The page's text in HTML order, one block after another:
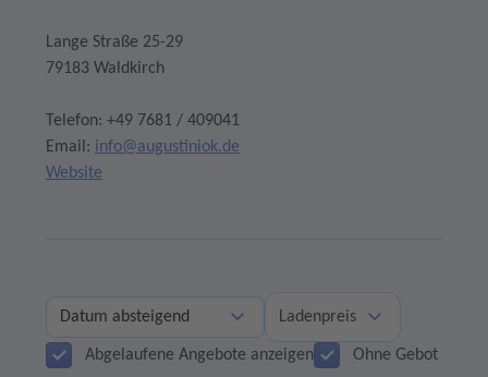
Lange Straße 25-29
79183 Waldkirch
Telefon: +49 7681 / 409041
Email: info@augustiniok.de
Website
Ladenpreis
Abgelaufene Angebote anzeigen Ohne Gebot